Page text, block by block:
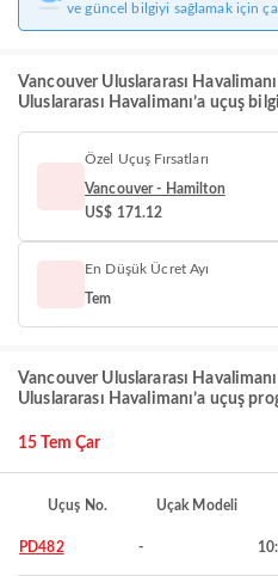
ve güncel bilgiyi sağlamak için
Vancouver Uluslararası
Uluslararası Havalimanı’a uçuş
Özel Uçuş Fırsatları
Vancouver - Hamilton
US$ 171.12
En Düşük Ücret Ayı
Tem
Vancouver Uluslararası
Uluslararası Havalimanı’a uçuş
15 Tem Çar
Uçuş No. Uçak Modeli
PD482 -